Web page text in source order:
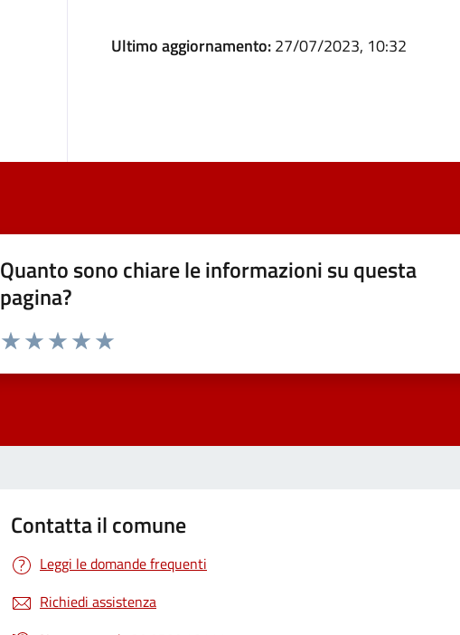
Ultimo aggiornamento:27/07/2023, 10:32
Quanto sono chiare le informazioni su questa
pagina?
Contatta il comune
Leggi le domande frequenti
Richiedi assistenza